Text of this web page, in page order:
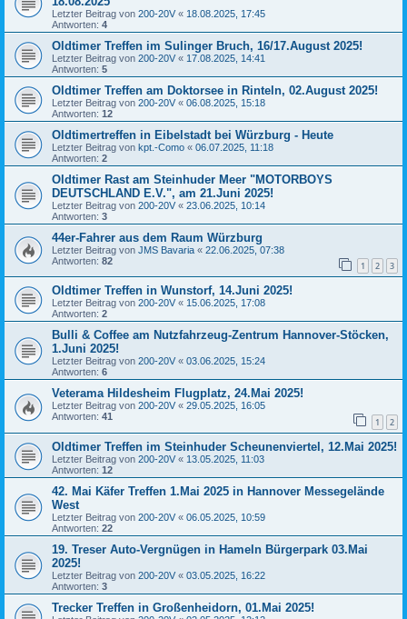
Letzter Beitrag von 200-20V « 18.08.2025, 17:45
Antworten: 4
Oldtimer Treffen im Sulinger Bruch, 16/17.August 2025!
Letzter Beitrag von 200-20V « 17.08.2025, 14:41
Antworten: 5
Oldtimer Treffen am Doktorsee in Rinteln, 02.August 2025!
Letzter Beitrag von 200-20V « 06.08.2025, 15:18
Antworten: 12
Oldtimertreffen in Eibelstadt bei Würzburg - Heute
Letzter Beitrag von kpt.-Como « 06.07.2025, 11:18
Antworten: 2
Oldtimer Rast am Steinhuder Meer "MOTORBOYS
DEUTSCHLAND E.V.", am 21.Juni 2025!
Letzter Beitrag von 200-20V « 23.06.2025, 10:14
Antworten: 3
44er-Fahrer aus dem Raum Würzburg
Letzter Beitrag von JMS Bavaria « 22.06.2025, 07:38
Antworten: 82 1 2 3
Oldtimer Treffen in Wunstorf, 14.Juni 2025!
Letzter Beitrag von 200-20V « 15.06.2025, 17:08
Antworten: 2
Bulli & Coffee am Nutzfahrzeug-Zentrum Hannover-Stöcken,
1.Juni 2025!
Letzter Beitrag von 200-20V « 03.06.2025, 15:24
Antworten: 6
Veterama Hildesheim Flugplatz, 24.Mai 2025!
Letzter Beitrag von 200-20V « 29.05.2025, 16:05
Antworten: 41 1 2
Oldtimer Treffen im Steinhuder Scheunenviertel, 12.Mai 2025!
Letzter Beitrag von 200-20V « 13.05.2025, 11:03
Antworten: 12
42. Mai Käfer Treffen 1.Mai 2025 in Hannover Messegelände
West
Letzter Beitrag von 200-20V « 06.05.2025, 10:59
Antworten: 22
19. Treser Auto-Vergnügen in Hameln Bürgerpark 03.Mai
2025!
Letzter Beitrag von 200-20V « 03.05.2025, 16:22
Antworten: 3
Trecker Treffen in Großenheidorn, 01.Mai 2025!